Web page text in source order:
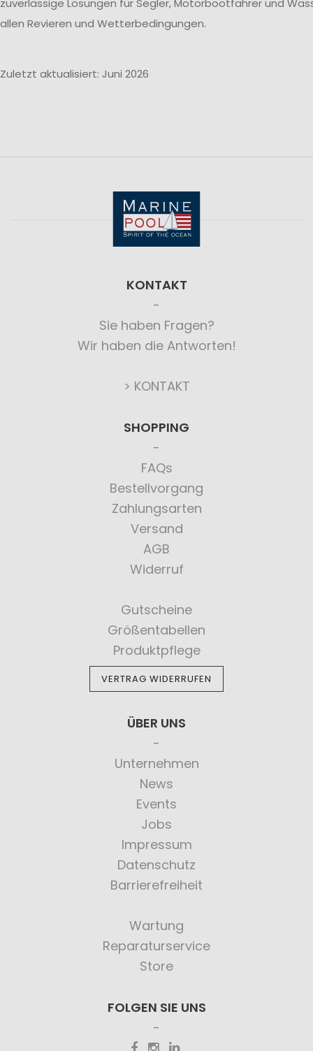
zuverlässige Lösungen für Segler, Motorbootfahrer und
allen Revieren und Wetterbedingungen.
Zuletzt aktualisiert: Juni 2026
KONTAKT
Sie haben Fragen?
Wir haben die Antworten!
> KONTAKT
SHOPPING
FAQs
Bestellvorgang
Zahlungsarten
Versand
AGB
Widerruf
Gutscheine
Größentabellen
Produktpflege
VERTRAG WIDERRUFEN
ÜBER UNS
Unternehmen
News
Events
Jobs
Impressum
Datenschutz
Barrierefreiheit
Wartung
Reparaturservice
Store
FOLGEN SIE UNS